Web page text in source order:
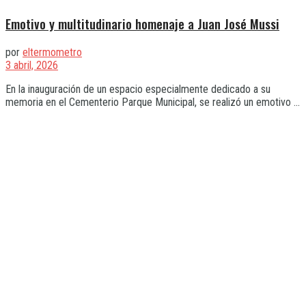
Emotivo y multitudinario homenaje a Juan José Mussi
por eltermometro
3 abril, 2026
En la inauguración de un espacio especialmente dedicado a su
memoria en el Cementerio Parque Municipal, se realizó un emotivo ...